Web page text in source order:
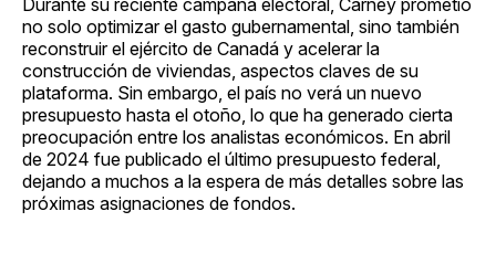
Durante su reciente campaña electoral, Carney prometió
no solo optimizar el gasto gubernamental, sino también
reconstruir el ejército de Canadá y acelerar la
construcción de viviendas, aspectos claves de su
plataforma. Sin embargo, el país no verá un nuevo
presupuesto hasta el otoño, lo que ha generado cierta
preocupación entre los analistas económicos. En abril
de 2024 fue publicado el último presupuesto federal,
dejando a muchos a la espera de más detalles sobre las
próximas asignaciones de fondos.